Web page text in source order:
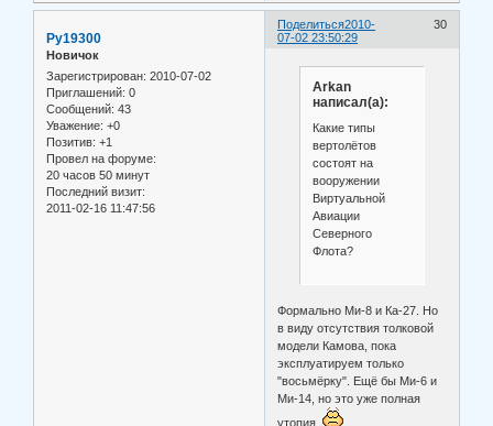
Поделиться 30
2010-
07-02 23:50:29
Ру19300
Новичок
Зарегистрирован: 2010-07-02
Приглашений: 0
Сообщений: 43
Уважение: +0
Позитив: +1
Провел на форуме:
20 часов 50 минут
Последний визит:
2011-02-16 11:47:56
Arkan
написал(а):
Какие типы
вертолётов
состоят на
вооружении
Виртуальной
Авиации
Северного
Флота?
Формально Ми-8 и Ка-27. Но
в виду отсутствия толковой
модели Камова, пока
эксплуатируем только
"восьмёрку". Ещё бы Ми-6 и
Ми-14, но это уже полная
утопия.